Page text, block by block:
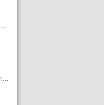
Зак Снайдер может вернуться к DC — режиссер общался с Warner Bros. (фото) | Plugged In Ru
«Спартак: Дом Ашура» отменили после первого сезона | Plugged In Ru